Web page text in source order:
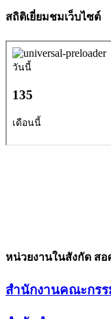
สถิติเยี่ยมชมเว็บไซต์
หน่วยงานในสังกัด สอ
สำนักงานคณะกร